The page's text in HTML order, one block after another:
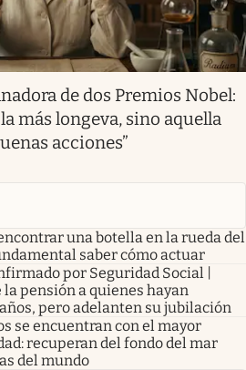
de dos Premios Nobel:
más longeva, sino aquella
acciones”
una botella en la rueda del
saber cómo actuar
por Seguridad Social |
la pensión a quienes hayan
pero adelanten su jubilación
se encuentran con el mayor
recuperan del fondo del mar
del mundo